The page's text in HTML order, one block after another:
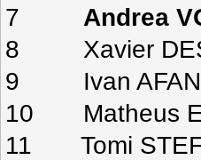
7
8 Xavier
9 Ivan
10 Matheus
11 Tomi